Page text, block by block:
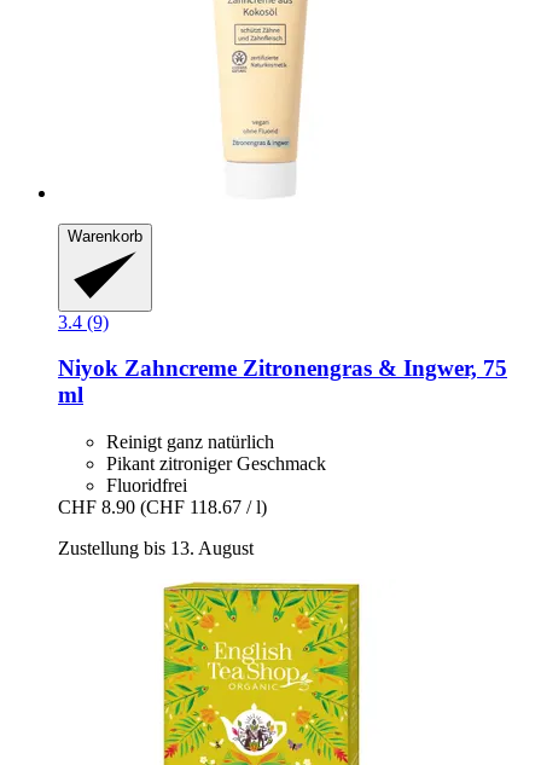
Warenkorb
3.4 (9)
Niyok Zahncreme Zitronengras & Ingwer, 75
ml
Reinigt ganz natürlich
Pikant zitroniger Geschmack
Fluoridfrei
CHF 8.90 (CHF 118.67 / l)
Zustellung bis 13. August